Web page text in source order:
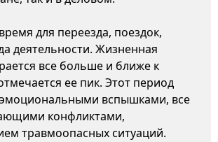
для переезда, поездок,
деятельности. Жизненная
все больше и ближе к
ее пик. Этот период
вспышками, все
конфликтами,
травмоопасных ситуаций.